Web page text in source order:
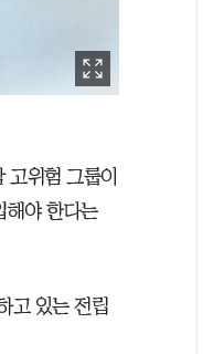
위험 그룹이
해야 한다는
고 있는 전립